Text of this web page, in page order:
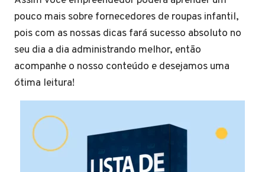
pouco mais sobre fornecedores de roupas infantil,
pois com as nossas dicas fará sucesso absoluto no
seu dia a dia administrando melhor, então
acompanhe o nosso conteúdo e desejamos uma
ótima leitura!